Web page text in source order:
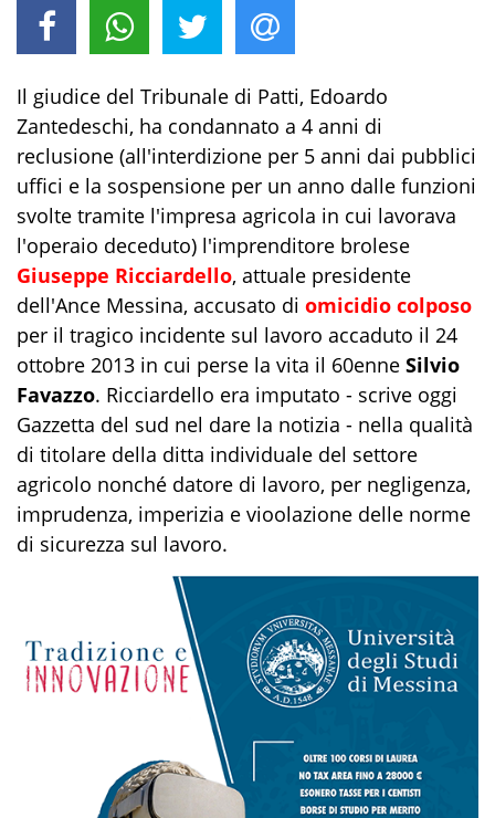
Il giudice del Tribunale di Patti, Edoardo
Zantedeschi, ha condannato a 4 anni di
reclusione (all'interdizione per 5 anni dai pubblici
uffici e la sospensione per un anno dalle funzioni
svolte tramite l'impresa agricola in cui lavorava
l'operaio deceduto) l'imprenditore brolese
Giuseppe Ricciardello, attuale presidente
dell'Ance Messina, accusato di omicidio colposo
per il tragico incidente sul lavoro accaduto il 24
ottobre 2013 in cui perse la vita il 60enne Silvio
Favazzo. Ricciardello era imputato - scrive oggi
Gazzetta del sud nel dare la notizia - nella qualità
di titolare della ditta individuale del settore
agricolo nonché datore di lavoro, per negligenza,
imprudenza, imperizia e vioolazione delle norme
di sicurezza sul lavoro.